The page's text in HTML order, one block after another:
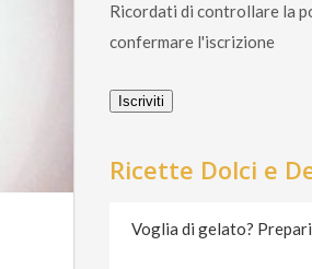
Ricordati di controllare la
confermare l'iscrizione
Iscriviti
Ricette Dolci e
Voglia di gelato?